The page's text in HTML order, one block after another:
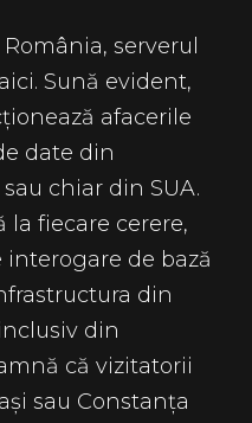
serverul
Sună evident,
afacerile
date din
chiar din SUA.
la fiecare cerere,
de bază
din
din
că vizitatorii
sau Constanța